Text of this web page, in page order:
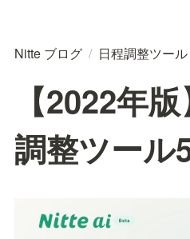
Nitte ブログ / 日程調整ツール
【2022年
調整ツール